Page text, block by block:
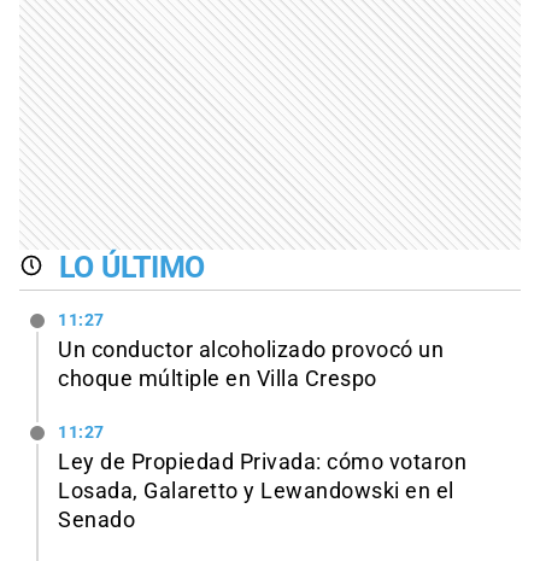
LO ÚLTIMO
11:27
Un conductor alcoholizado provocó un
choque múltiple en Villa Crespo
11:27
Ley de Propiedad Privada: cómo votaron
Losada, Galaretto y Lewandowski en el
Senado